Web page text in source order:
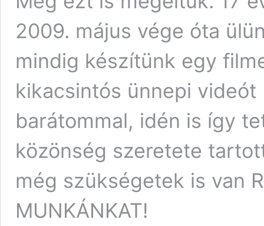
2009. május vége óta
mindig készítünk egy
kikacsintós ünnepi videót
barátommal, idén is így
közönség szeretete
még szükségetek is van
MUNKÁNKAT!